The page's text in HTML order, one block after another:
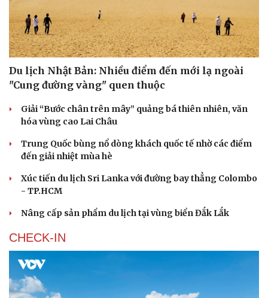
Văn hóa
Sân khấu - Điện ảnh
Văn học
Thời trang
Du lịch Nhật Bản: Nhiều điểm đến mới lạ ngoài
"Cung đường vàng" quen thuộc
Giải “Bước chân trên mây” quảng bá thiên nhiên, văn
hóa vùng cao Lai Châu
Trung Quốc bùng nổ dòng khách quốc tế nhờ các điểm
đến giải nhiệt mùa hè
Xúc tiến du lịch Sri Lanka với đường bay thẳng Colombo
- TP.HCM
Nâng cấp sản phẩm du lịch tại vùng biển Đắk Lắk
CHECK-IN